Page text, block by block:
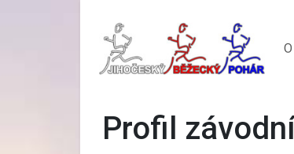
Profil